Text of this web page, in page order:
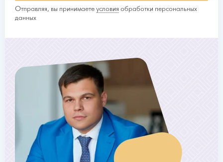
Отправляя, вы принимаете условия обработки персональных
данных